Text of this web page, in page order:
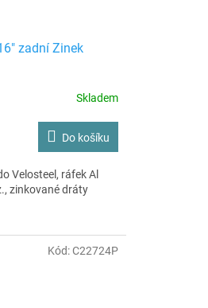
zadní Zinek
Skladem
Do košíku
Velosteel, ráfek Al
zinkované dráty
Kód:C22724P